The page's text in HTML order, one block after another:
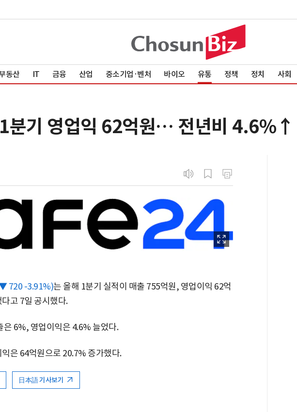
동산 IT 금융 산업 중소기업·벤처 바이오 유통 정책 정치 사회
분기 영업익 62억원… 전년비 4.6%↑
720 -3.91%)는 올해 1분기 실적이 매출 755억원, 영업이익 62억
고 7일 공시했다.
은 6%, 영업이익은 4.6% 늘었다.
은 64억원으로 20.7% 증가했다.
日本語 기사보기